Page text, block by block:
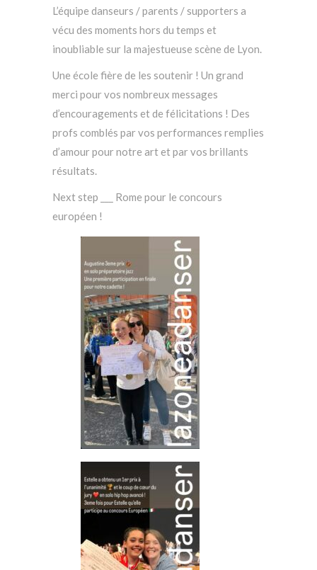
L’équipe danseurs / parents / supporters a
vécu des moments hors du temps et
inoubliable sur la majestueuse scène de Lyon.
Une école fière de les soutenir ! Un grand
merci pour vos nombreux messages
d’encouragements et de félicitations ! Des
profs comblés par vos performances remplies
d’amour pour notre art et par vos brillants
résultats.
Next step ___ Rome pour le concours
européen !